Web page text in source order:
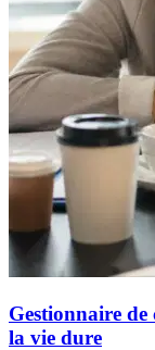
Gestionnaire de
la vie dure